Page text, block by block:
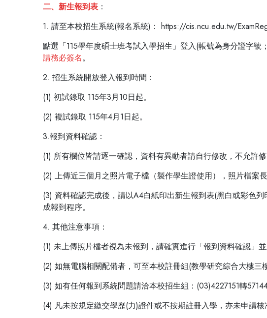
二、新生報到表 ：
1. 請至本校招生系統(報名系統)： https://cis.ncu.edu.tw/
點選「115學年度碩士班考試入學招生」登入(帳號為身分證字
請務必簽名。
2. 招生系統開放登入報到時間：
(1) 初試錄取 115年3月10日起。
(2) 複試錄取 115年4月1日起。
3.報到資料確認：
(1) 所有欄位皆請逐一確認，資料有異動者請自行修改，不允許
(2) 上傳近三個月之照片電子檔（製作學生證使用），照片檔案
(3) 資料確認完成後，請以A4白紙印出新生報到表(黑白或彩色
成報到程序。
4. 其他注意事項：
(1) 未上傳照片檔者視為未報到，請確實進行「報到資料確認」並
(2) 如無電腦相關配備者，可至本校註冊組(教學研究綜合大樓三
(3) 如有任何報到系統問題請洽本校招生組：(03)4227151轉
(4) 凡未按規定繳交學歷(力)證件或不按期註冊入學，亦未申請